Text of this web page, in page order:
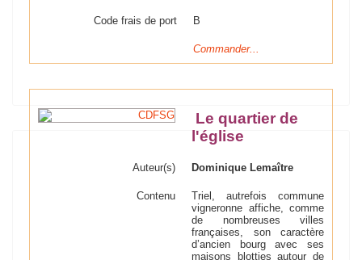
Code frais de port B
Commander...
Le quartier de
l'église
Auteur(s) Dominique Lemaître
Contenu
Triel, autrefois commune
vigneronne affiche, comme
de nombreuses villes
françaises, son caractère
d’ancien bourg avec ses
maisons blotties autour de